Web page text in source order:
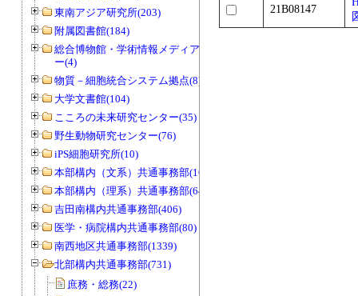
東南アジア研究所(203)
附属図書館(184)
総合博物館・学術情報メディアセンタ
ー(4)
物質－細胞統合システム拠点(8)
大学文書館(104)
こころの未来研究センター(35)
野生動物研究センター(76)
iPS細胞研究所(10)
本部構内（文系）共通事務部(165)
本部構内（理系）共通事務部(646)
吉田南構内共通事務部(406)
医学・病院構内共通事務部(80)
南西地区共通事務部(1339)
北部構内共通事務部(731)
庶務・総務(22)
21B08147